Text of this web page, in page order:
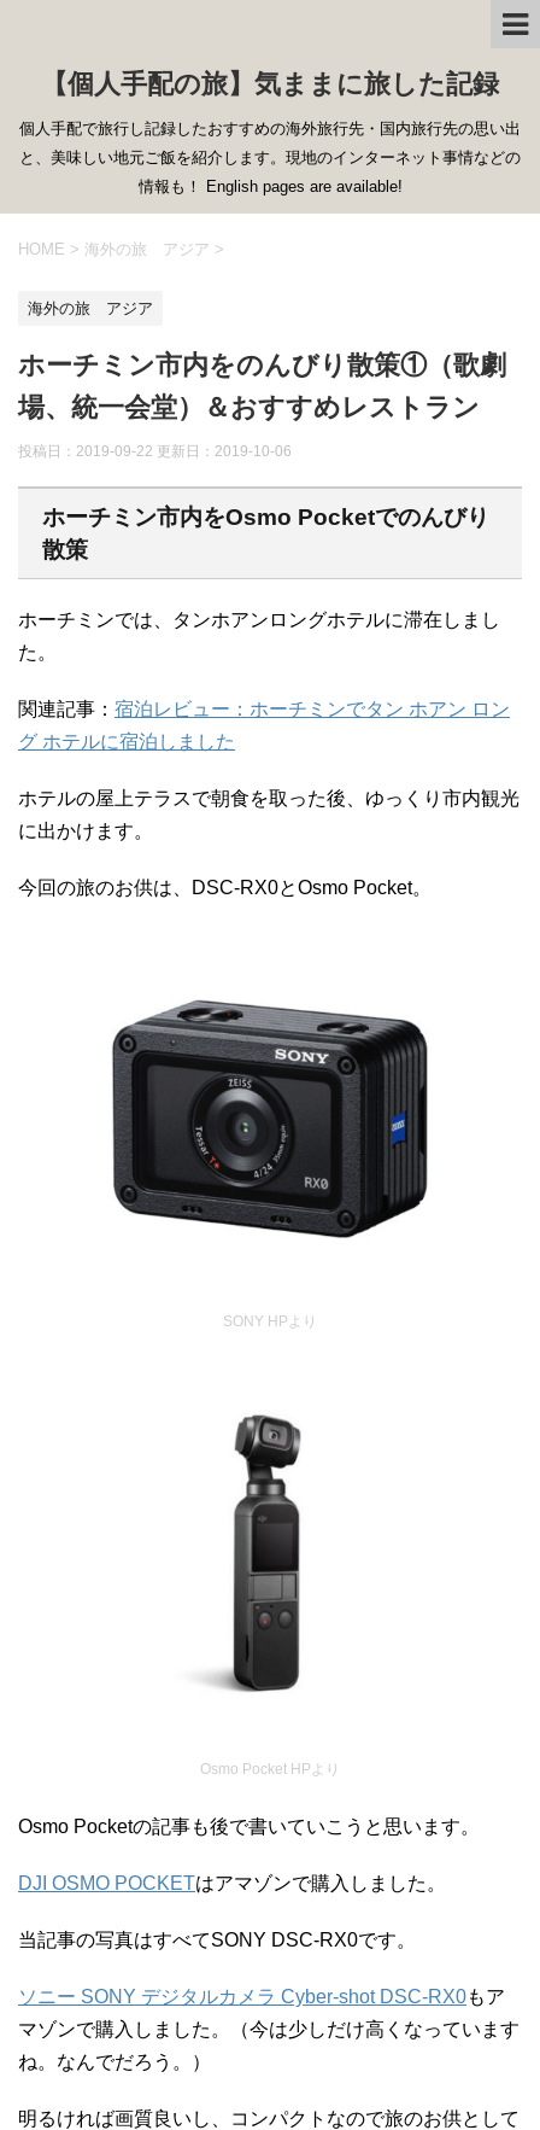
【個人手配の旅】気ままに旅した記録
個人手配で旅行し記録したおすすめの海外旅行先・国内旅行先の思い出
と、美味しい地元ご飯を紹介します。現地のインターネット事情などの
情報も！ English pages are available!
HOME > 海外の旅 アジア >
海外の旅 アジア
ホーチミン市内をのんびり散策①（歌劇
場、統一会堂）＆おすすめレストラン
投稿日：2019-09-22 更新日： 2019-10-06
ホーチミン市内をOsmo Pocketでのんびり
散策
ホーチミンでは、タンホアンロングホテルに滞在しまし
た。
関連記事： 宿泊レビュー：ホーチミンでタン ホアン ロン
グ ホテルに宿泊しました
ホテルの屋上テラスで朝食を取った後、ゆっくり市内観光
に出かけます。
今回の旅のお供は、DSC-RX0とOsmo Pocket。
SONY HPより
Osmo Pocket HPより
Osmo Pocketの記事も後で書いていこうと思います。
DJI OSMO POCKETはアマゾンで購入しました。
当記事の写真はすべてSONY DSC-RX0です。
ソニー SONY デジタルカメラ Cyber-shot DSC-RX0もア
マゾンで購入しました。（今は少しだけ高くなっています
ね。なんでだろう。）
明るければ画質良いし、コンパクトなので旅のお供として